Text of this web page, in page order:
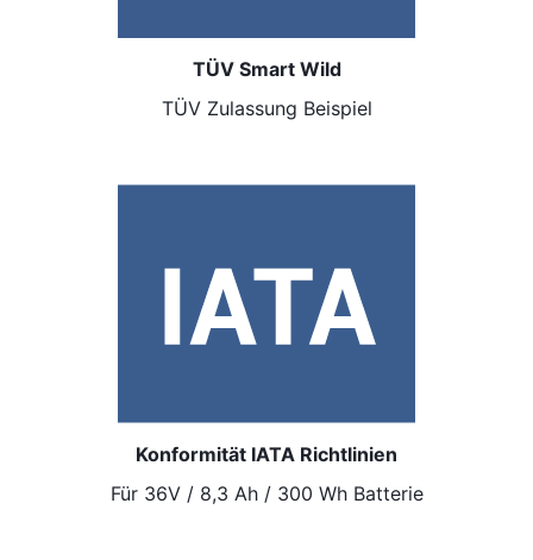
TÜV Smart Wild
TÜV Zulassung Beispiel
Konformität IATA Richtlinien
Für 36V / 8,3 Ah / 300 Wh Batterie